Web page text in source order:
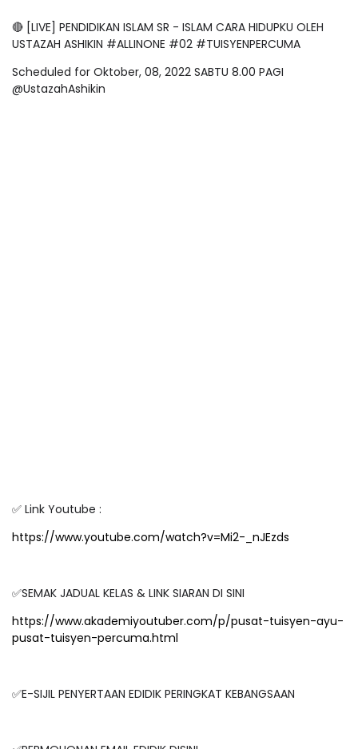
🔴 [LIVE] PENDIDIKAN ISLAM SR - ISLAM CARA HIDUPKU OLEH
USTAZAH ASHIKIN #ALLINONE #02 #TUISYENPERCUMA
Scheduled for Oktober, 08, 2022 SABTU 8.00 PAGI
@UstazahAshikin
✅ Link Youtube :
https://www.youtube.com/watch?v=Mi2-_nJEzds
✅SEMAK JADUAL KELAS & LINK SIARAN DI SINI
https://www.akademiyoutuber.com/p/pusat-tuisyen-ayu-
pusat-tuisyen-percuma.html
✅E-SIJIL PENYERTAAN EDIDIK PERINGKAT KEBANGSAAN